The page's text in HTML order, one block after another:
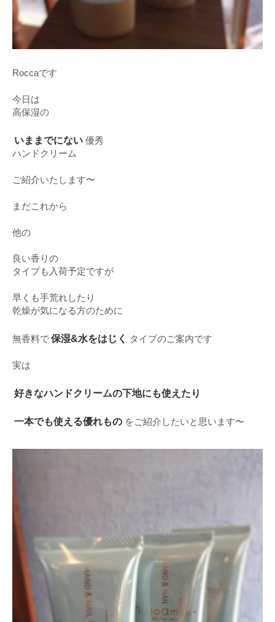
Roccaです
今日は
高保湿の
いままでにない 優秀
ハンドクリーム
ご紹介いたします〜
まだこれから
他の
良い香りの
タイプも入荷予定ですが
早くも手荒れしたり
乾燥が気になる方のために
無香料で 保湿&水をはじく タイプのご案内です
実は
好きなハンドクリームの下地にも使えたり
一本でも使える優れもの をご紹介したいと思います〜